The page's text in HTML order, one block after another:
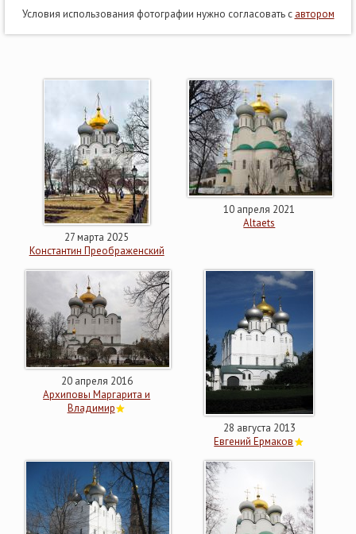
Условия использования фотографии нужно согласовать с автором
27 марта 2025
Константин Преображенский
10 апреля 2021
Altaets
20 апреля 2016
Архиповы Маргарита и
Владимир
28 августа 2013
Евгений Ермаков